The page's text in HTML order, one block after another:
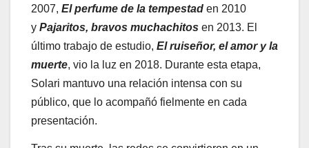
2007, El perfume de la tempestad en 2010
y Pajaritos, bravos muchachitos en 2013. El
último trabajo de estudio, El ruiseñor, el amor y la
muerte, vio la luz en 2018. Durante esta etapa,
Solari mantuvo una relación intensa con su
público, que lo acompañó fielmente en cada
presentación.